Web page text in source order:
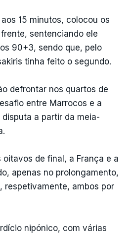
15 minutos, colocou os
sentenciando ele
90+3, sendo que, pelo
tinha feito o segundo.
defrontar nos quartos de
entre Marrocos e a
disputa a partir da meia-
oitavos de final, a França e a
apenas no prolongamento,
respetivamente, ambos por
nipónico, com várias